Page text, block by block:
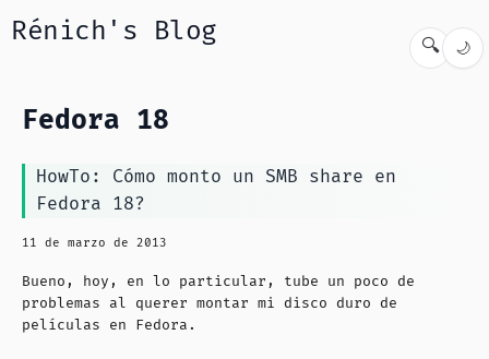
Rénich's Blog 🔍 🌙
Fedora 18
HowTo: Cómo monto un SMB share en
Fedora 18?
11 de marzo de 2013
Bueno, hoy, en lo particular, tube un poco de
problemas al querer montar mi disco duro de
películas en Fedora.